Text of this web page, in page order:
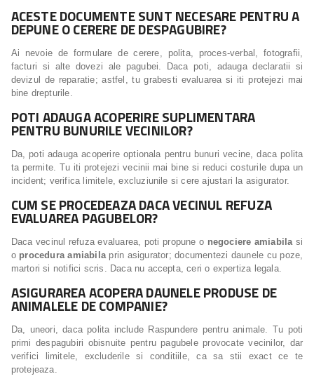
ACESTE DOCUMENTE SUNT NECESARE PENTRU A
DEPUNE O CERERE DE DESPAGUBIRE?
Ai nevoie de formulare de cerere, polita, proces-verbal, fotografii,
facturi si alte dovezi ale pagubei. Daca poti, adauga declaratii si
devizul de reparatie; astfel, tu grabesti evaluarea si iti protejezi mai
bine drepturile.
POTI ADAUGA ACOPERIRE SUPLIMENTARA
PENTRU BUNURILE VECINILOR?
Da, poti adauga acoperire optionala pentru bunuri vecine, daca polita
ta permite. Tu iti protejezi vecinii mai bine si reduci costurile dupa un
incident; verifica limitele, excluziunile si cere ajustari la asigurator.
CUM SE PROCEDEAZA DACA VECINUL REFUZA
EVALUAREA PAGUBELOR?
Daca vecinul refuza evaluarea, poti propune o negociere amiabilasi
o procedura amiabilaprin asigurator; documentezi daunele cu poze,
martori si notifici scris. Daca nu accepta, ceri o expertiza legala.
ASIGURAREA ACOPERA DAUNELE PRODUSE DE
ANIMALELE DE COMPANIE?
Da, uneori, daca polita include Raspundere pentru animale. Tu poti
primi despagubiri obisnuite pentru pagubele provocate vecinilor, dar
verifici limitele, excluderile si conditiile, ca sa stii exact ce te
protejeaza.